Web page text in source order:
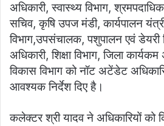
अधिकारी, स्वास्थ्य विभाग,
सचिव, कृषि उपज मंडी, कार्यपालन
विभाग,उपसंचालक, पशुपालन एवं डेयरी
अधिकारी, शिक्षा विभाग, जिला
विकास विभाग को नॉट अटेंडेट
आवश्यक निर्देश दिए है।
कलेक्टर श्री यादव ने अधिकारियों को